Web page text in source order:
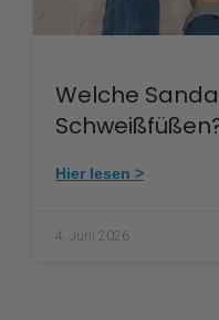
Welche
Hier lesen >
4. Juni 2026